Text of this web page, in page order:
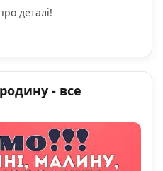
деталі!
- все